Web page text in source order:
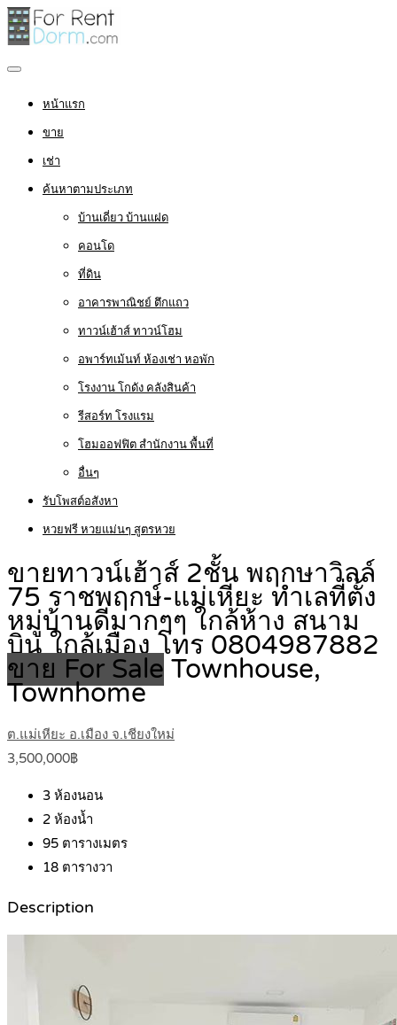
หน้าแรก
ขาย
เช่า
ค้นหาตามประเภท
บ้านเดี่ยว บ้านแฝด
คอนโด
ที่ดิน
อาคารพาณิชย์ ตึกแถว
ทาวน์เฮ้าส์ ทาวน์โฮม
อพาร์ทเม้นท์ ห้องเช่า หอพัก
โรงงาน โกดัง คลังสินค้า
รีสอร์ท โรงแรม
โฮมออฟฟิต สำนักงาน พื้นที่
อื่นๆ
รับโพสต์อสังหา
หวยฟรี หวยแม่นๆ สูตรหวย
ขายทาวน์เฮ้าส์ 2ชั้น พฤกษาวิลล์
75 ราชพฤกษ์-แม่เหียะ ทำเลที่ตั้ง
หมู่บ้านดีมากๆๆ ใกล้ห้าง สนาม
บิน ใกล้เมือง โทร 0804987882
ขาย For Sale Townhouse,
Townhome
ต.แม่เหียะ อ.เมือง จ.เชียงใหม่
3,500,000฿
3 ห้องนอน
2 ห้องน้ำ
95 ตารางเมตร
18 ตารางวา
Description